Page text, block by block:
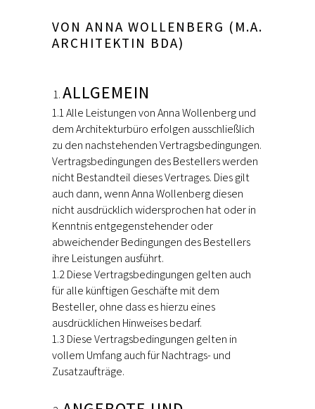
VON ANNA WOLLENBERG (M.A.
ARCHITEKTIN BDA)
ALLGEMEIN
1.1 Alle Leistungen von Anna Wollenberg und
dem Architekturbüro erfolgen ausschließlich
zu den nachstehenden Vertragsbedingungen.
Vertragsbedingungen des Bestellers werden
nicht Bestandteil dieses Vertrages. Dies gilt
auch dann, wenn Anna Wollenberg diesen
nicht ausdrücklich widersprochen hat oder in
Kenntnis entgegenstehender oder
abweichender Bedingungen des Bestellers
ihre Leistungen ausführt.
1.2 Diese Vertragsbedingungen gelten auch
für alle künftigen Geschäfte mit dem
Besteller, ohne dass es hierzu eines
ausdrücklichen Hinweises bedarf.
1.3 Diese Vertragsbedingungen gelten in
vollem Umfang auch für Nachtrags- und
Zusatzaufträge.